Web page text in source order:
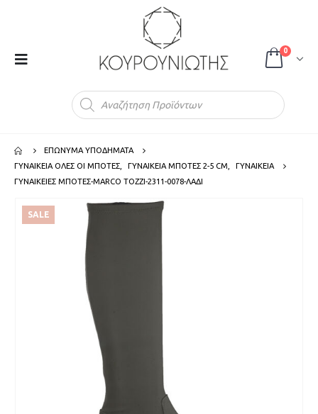
0
ΕΠΩΝΥΜΑ ΥΠΟΔΗΜΑΤΑ
ΓΥΝΑΙΚΕΙΑ ΟΛΕΣ ΟΙ ΜΠΟΤΕΣ
ΓΥΝΑΙΚΕΙΑ ΜΠΟΤΕΣ 2-5 CM
ΓΥΝΑΙΚΕΙΑ
ΓΥΝΑΙΚΕΙΕΣ ΜΠΟΤΕΣ-MARCO TOZZI-2311-0078-ΛΑΔΙ
SALE